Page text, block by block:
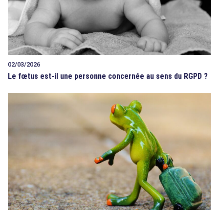
02/03/2026
Le fœtus est-il une personne concernée au sens du RGPD ?